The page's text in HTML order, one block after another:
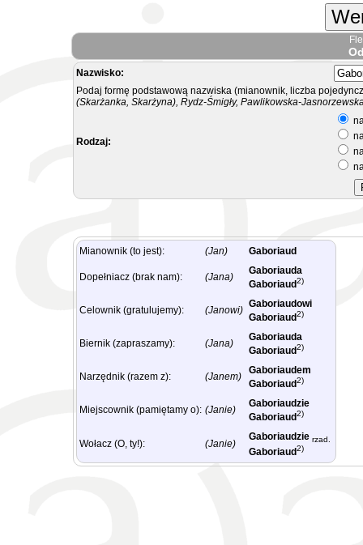
Nazwisko:
Podaj formę podstawową nazwiska (mianownik, liczba
(Skarżanka, Skarżyna), Rydz-Śmigły, Pawlikowska-
Rodzaj:
Mianownik (to jest): (Jan) Gaboriaud
Dopełniacz (brak nam): (Jana)
Gaboriauda
Gaboriaud2)
Celownik (gratulujemy): (Janowi)
Gaboriaudowi
Gaboriaud2)
Biernik (zapraszamy): (Jana)
Gaboriauda
Gaboriaud2)
Narzędnik (razem z): (Janem)
Gaboriaudem
Gaboriaud2)
Miejscownik (pamiętamy o): (Janie)
Gaboriaudzie
Gaboriaud2)
Wołacz (O, ty!): (Janie)
Gaboriaudzie rzad.
Gaboriaud2)